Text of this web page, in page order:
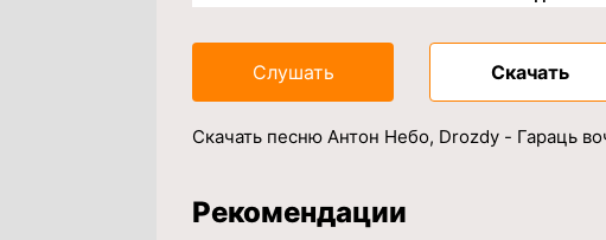
Слушать Скачать
Скачать песню Антон Небо, Drozdy - Гараць
Рекомендации